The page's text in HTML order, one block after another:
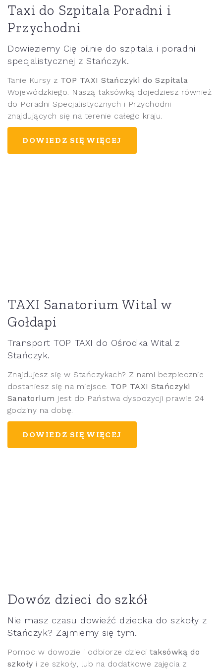
Taxi do Szpitala Poradni i
Przychodni
Dowieziemy Cię pilnie do szpitala i poradni
specjalistycznej z Stańczyk.
Tanie Kursy z TOP TAXI Stańczyki do Szpitala
Wojewódzkiego. Naszą taksówką dojedziesz również
do Poradni Specjalistycznych i Przychodni
znajdujących się na terenie całego kraju.
DOWIEDZ SIĘ WIĘCEJ
TAXI Sanatorium Wital w
Gołdapi
Transport TOP TAXI do Ośrodka Wital z
Stańczyk.
Znajdujesz się w Stańczykach? Z nami bezpiecznie
dostaniesz się na miejsce. TOP TAXI Stańczyki
Sanatorium jest do Państwa dyspozycji prawie 24
godziny na dobę.
DOWIEDZ SIĘ WIĘCEJ
Dowóz dzieci do szkół
Nie masz czasu dowieźć dziecka do szkoły z
Stańczyk? Zajmiemy się tym.
Pomoc w dowozie i odbiorze dziecitaksówką do
szkoły i ze szkoły, lub na dodatkowe zajęcia z